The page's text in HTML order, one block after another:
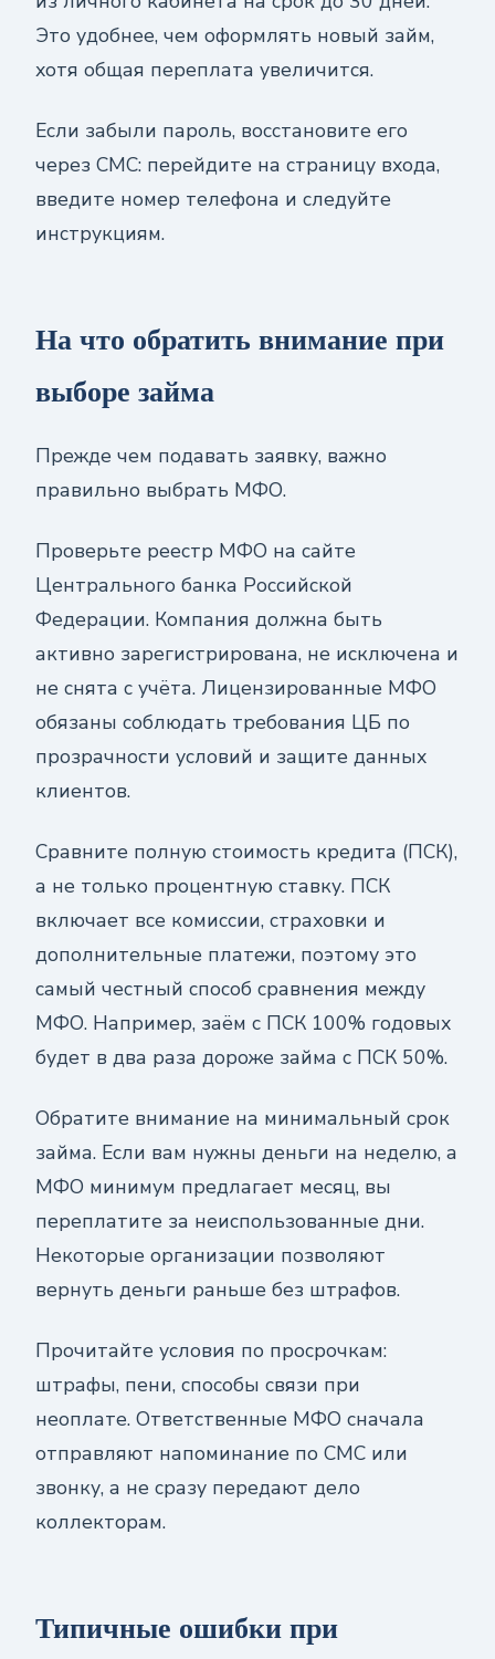
Это удобнее, чем оформлять новый займ,
хотя общая переплата увеличится.
Если забыли пароль, восстановите его
через СМС: перейдите на страницу входа,
введите номер телефона и следуйте
инструкциям.
На что обратить внимание при
выборе займа
Прежде чем подавать заявку, важно
правильно выбрать МФО.
Проверьте реестр МФО на сайте
Центрального банка Российской
Федерации. Компания должна быть
активно зарегистрирована, не исключена и
не снята с учёта. Лицензированные МФО
обязаны соблюдать требования ЦБ по
прозрачности условий и защите данных
клиентов.
Сравните полную стоимость кредита (ПСК),
а не только процентную ставку. ПСК
включает все комиссии, страховки и
дополнительные платежи, поэтому это
самый честный способ сравнения между
МФО. Например, заём с ПСК 100% годовых
будет в два раза дороже займа с ПСК 50%.
Обратите внимание на минимальный срок
займа. Если вам нужны деньги на неделю, а
МФО минимум предлагает месяц, вы
переплатите за неиспользованные дни.
Некоторые организации позволяют
вернуть деньги раньше без штрафов.
Прочитайте условия по просрочкам:
штрафы, пени, способы связи при
неоплате. Ответственные МФО сначала
отправляют напоминание по СМС или
звонку, а не сразу передают дело
коллекторам.
Типичные ошибки при